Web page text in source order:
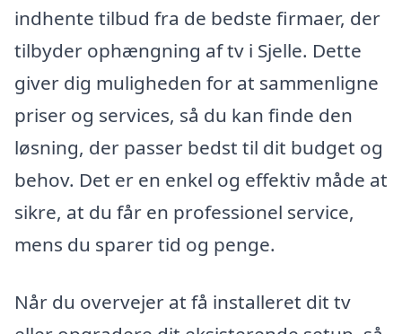
indhente tilbud fra de bedste firmaer, der
tilbyder ophængning af tv i Sjelle. Dette
giver dig muligheden for at sammenligne
priser og services, så du kan finde den
løsning, der passer bedst til dit budget og
behov. Det er en enkel og effektiv måde at
sikre, at du får en professionel service,
mens du sparer tid og penge.
Når du overvejer at få installeret dit tv